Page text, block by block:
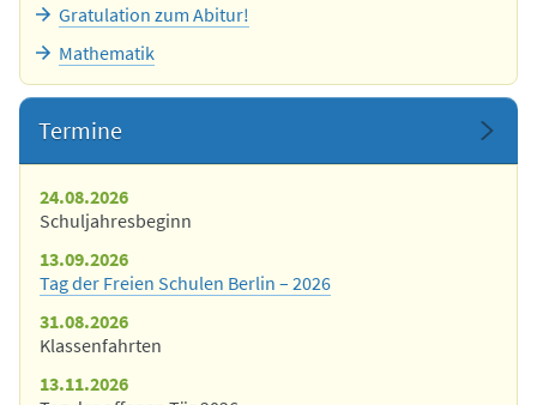
Gratulation zum Abitur!
Mathematik
Termine
24.08.2026
Schuljahresbeginn
13.09.2026
Tag der Freien Schulen Berlin – 2026
31.08.2026
Klassenfahrten
13.11.2026